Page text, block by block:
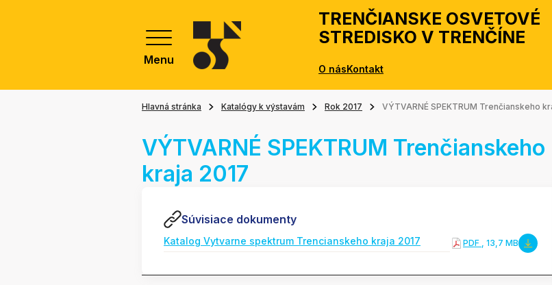
Menu
TRENČIANSKE OSVETOVÉ
STREDISKO V TRENČÍNE
O násKontakt
Hlavná stránka Katalógy k výstavám Rok 2017 VÝTVARNÉ SPEKTRUM Trenčianskeho
VÝTVARNÉ SPEKTRUM Trenčianskeho
kraja 2017
Súvisiace dokumenty
Katalog Vytvarne spektrum Trencianskeho kraja 2017 PDF , 13,7 MB